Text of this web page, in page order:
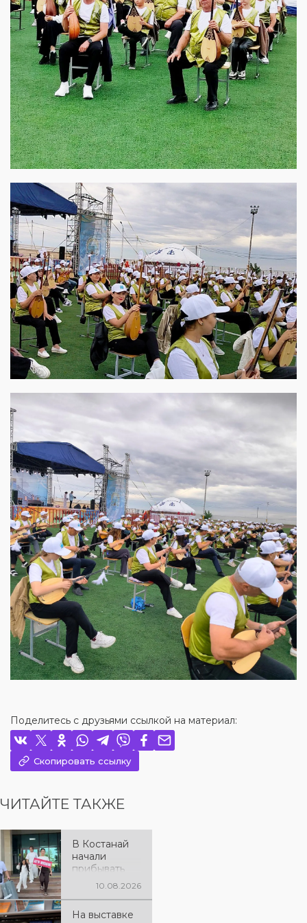
Поделитесь с друзьями ссылкой на материал:
Скопировать ссылку
ЧИТАЙТЕ ТАКЖЕ
В Костанай
начали
прибывать
участники
ного
10.08.2026
На выставке